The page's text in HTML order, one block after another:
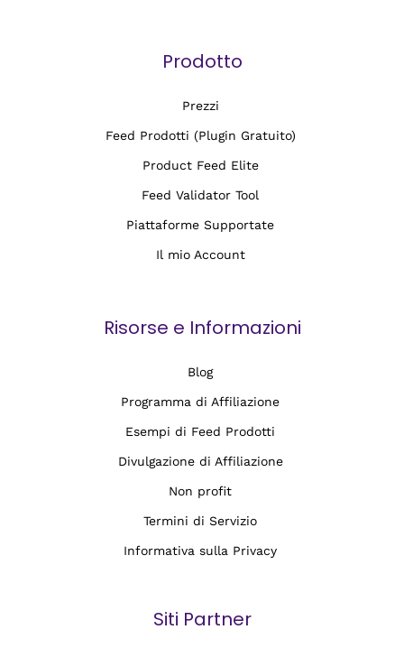
Prodotto
Prezzi
Feed Prodotti (Plugin Gratuito)
Product Feed Elite
Feed Validator Tool
Piattaforme Supportate
Il mio Account
Risorse e Informazioni
Blog
Programma di Affiliazione
Esempi di Feed Prodotti
Divulgazione di Affiliazione
Non profit
Termini di Servizio
Informativa sulla Privacy
Siti Partner